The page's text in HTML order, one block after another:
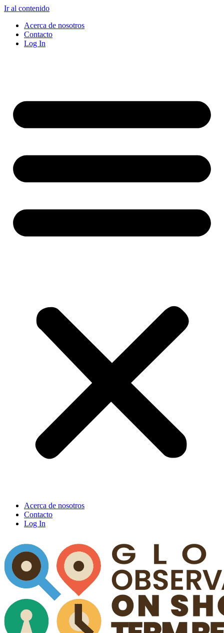
Ir al contenido
Acerca de nosotros
Contacto
Log In
Acerca de nosotros
Contacto
Log In